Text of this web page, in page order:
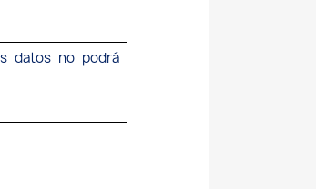
datos no podrá